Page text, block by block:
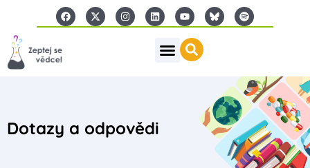
Dotazy a odpovědi